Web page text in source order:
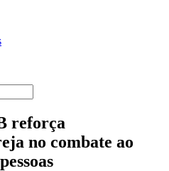
reforça
no combate ao